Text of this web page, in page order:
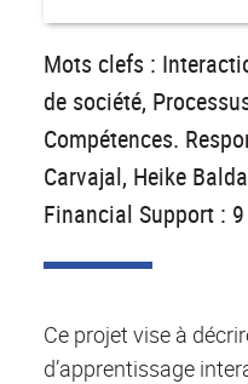
Mots clefs :
de société,
Compétences.
Carvajal, Heike
Financial Support :
Ce projet vise à
d’apprentissage